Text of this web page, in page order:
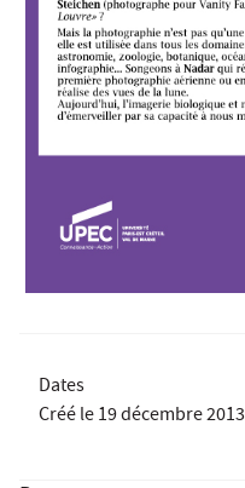
Dates
Créé le19 décembre 2013